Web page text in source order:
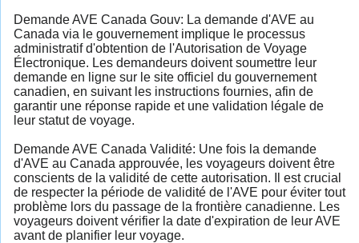
Demande AVE Canada Gouv: La demande d'AVE au
Canada via le gouvernement implique le processus
administratif d'obtention de l'Autorisation de Voyage
Électronique. Les demandeurs doivent soumettre leur
demande en ligne sur le site officiel du gouvernement
canadien, en suivant les instructions fournies, afin de
garantir une réponse rapide et une validation légale de
leur statut de voyage.
Demande AVE Canada Validité: Une fois la demande
d'AVE au Canada approuvée, les voyageurs doivent être
conscients de la validité de cette autorisation. Il est crucial
de respecter la période de validité de l'AVE pour éviter tout
problème lors du passage de la frontière canadienne. Les
voyageurs doivent vérifier la date d'expiration de leur AVE
avant de planifier leur voyage.